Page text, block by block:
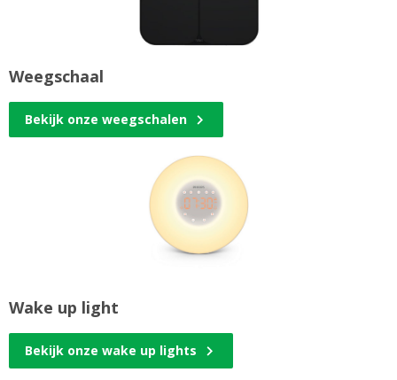
Weegschaal
Bekijk onze weegschalen
Wake up light
Bekijk onze wake up lights